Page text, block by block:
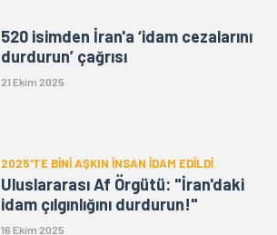
520 isimden İran'a ‘idam cezalarını
durdurun’ çağrısı
21 Ekim 2025
2025'TE BİNİ AŞKIN İNSAN İDAM EDİLDİ
Uluslararası Af Örgütü: "İran'daki
idam çılgınlığını durdurun!"
16 Ekim 2025